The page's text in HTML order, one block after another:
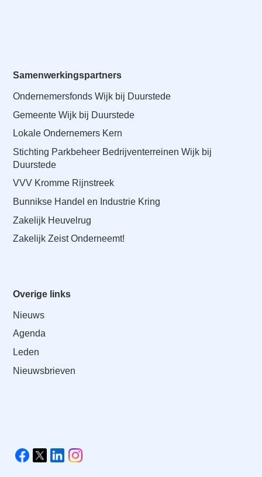
Samenwerkingspartners
Ondernemersfonds Wijk bij Duurstede
Gemeente Wijk bij Duurstede
Lokale Ondernemers Kern
Stichting Parkbeheer Bedrijventerreinen Wijk bij
Duurstede
VVV Kromme Rijnstreek
Bunnikse Handel en Industrie Kring
Zakelijk Heuvelrug
Zakelijk Zeist Onderneemt!
Overige links
Nieuws
Agenda
Leden
Nieuwsbrieven
V
F
X
L
I